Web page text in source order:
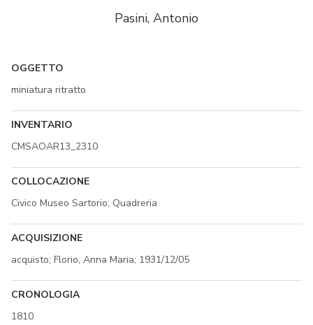
Pasini, Antonio
OGGETTO
miniatura ritratto
INVENTARIO
CMSAOAR13_2310
COLLOCAZIONE
Civico Museo Sartorio; Quadreria
ACQUISIZIONE
acquisto; Florio, Anna Maria; 1931/12/05
CRONOLOGIA
1810